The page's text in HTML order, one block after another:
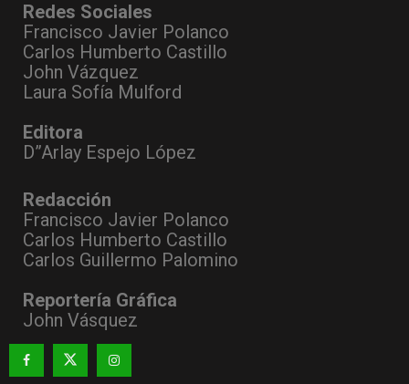
Redes Sociales
Francisco Javier Polanco
Carlos Humberto Castillo
John Vázquez
Laura Sofía Mulford
Editora
D”Arlay Espejo López
Redacción
Francisco Javier Polanco
Carlos Humberto Castillo
Carlos Guillermo Palomino
Reportería Gráfica
John Vásquez